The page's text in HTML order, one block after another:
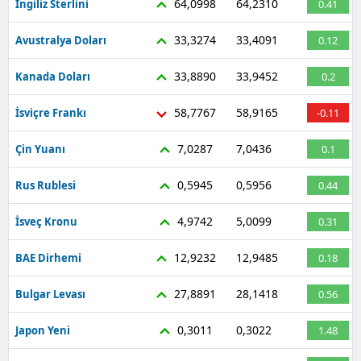
İngiliz Sterlini 64,0998 64,2310 0.41
Avustralya Doları 33,3274 33,4091 0.12
Kanada Doları 33,8890 33,9452 0.2
İsviçre Frankı 58,7767 58,9165 -0.11
Çin Yuanı 7,0287 7,0436 0.1
Rus Rublesi 0,5945 0,5956 0.44
İsveç Kronu 4,9742 5,0099 0.31
BAE Dirhemi 12,9232 12,9485 0.18
Bulgar Levası 27,8891 28,1418 0.56
Japon Yeni 0,3011 0,3022 1.48